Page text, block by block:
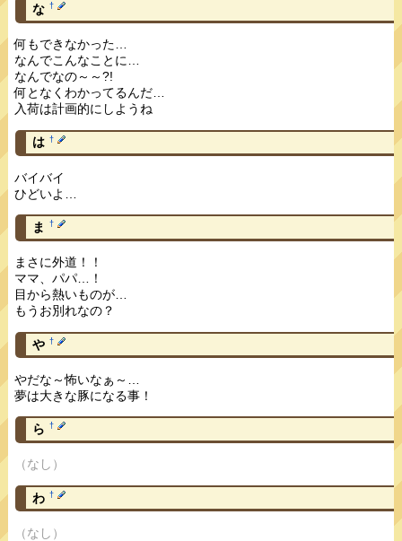
な †
何もできなかった…
なんでこんなことに…
なんでなの～～?!
何となくわかってるんだ…
入荷は計画的にしようね
は †
バイバイ
ひどいよ…
ま †
まさに外道！！
ママ、パパ…！
目から熱いものが…
もうお別れなの？
や †
やだな～怖いなぁ～…
夢は大きな豚になる事！
ら †
（なし）
わ †
（なし）